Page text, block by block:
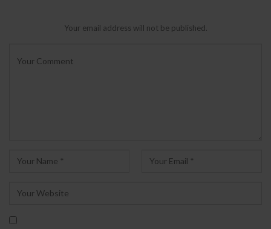
Your email address will not be published.